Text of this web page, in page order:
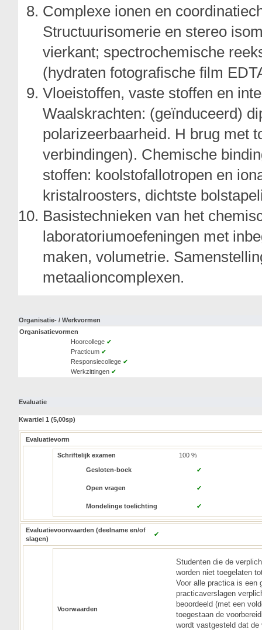
Complexe ionen en
Structuurisomerie en stereo
vierkant; spectrochemische
(hydraten fotografische film
Vloeistoffen, vaste stoffen en
Waalskrachten: (geïnduceerd)
polarizeerbaarheid. H brug met
verbindingen). Chemische
stoffen: koolstofallotropen en
kristalroosters, dichtste
Basistechnieken van het
laboratoriumoefeningen met
maken, volumetrie.
metaalioncomplexen.
Organisatie- / Werkvormen
Organisatievormen
Hoorcollege ✔
Practicum ✔
Responsiecollege ✔
Werkzittingen ✔
Evaluatie
Kwartiel 1 (5,00sp)
Evaluatievorm
Schriftelijk examen 100 %
Gesloten-boek ✔
Open vragen ✔
Mondelinge toelichting ✔
Evaluatievoorwaarden (deelname en/of
slagen)
✔
Voorwaarden
Studenten die de
worden niet toegelaten
Voor alle practica is een
practicaverslagen
beoordeeld (met een
toegestaan de
wordt vastgesteld dat de